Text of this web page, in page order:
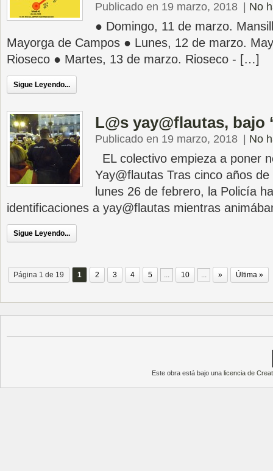
Publicado en 19 marzo, 2018 No
● Domingo, 11 de marzo.
Mayorga de Campos ● Lunes, 12 de marzo.
Rioseco ● Martes, 13 de marzo. Rioseco - […]
Sigue Leyendo...
L@s yay@flautas, bajo
Publicado en 19 marzo, 2018 No
EL colectivo empieza a poner
Yay@flautas Tras cinco años
lunes 26 de febrero, la Policía
identificaciones a yay@flautas mientras
Sigue Leyendo...
Página 1 de 19 1 2 3 4 5 ... 10 ... » Última »
Este obra está bajo unalicencia de